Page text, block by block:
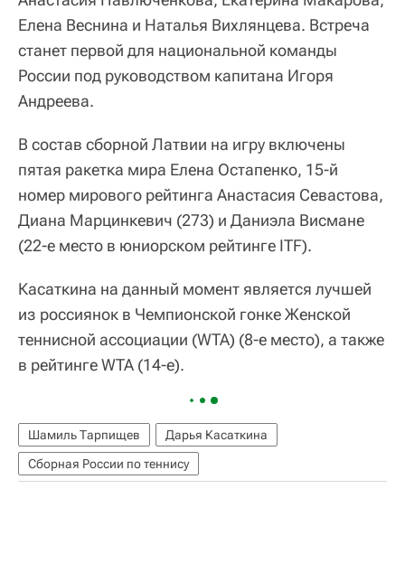
Елена Веснина и Наталья Вихлянцева. Встреча
станет первой для национальной команды
России под руководством капитана Игоря
Андреева.
В состав сборной Латвии на игру включены
пятая ракетка мира Елена Остапенко, 15-й
номер мирового рейтинга Анастасия Севастова,
Диана Марцинкевич (273) и Даниэла Висмане
(22-е место в юниорском рейтинге ITF).
Касаткина на данный момент является лучшей
из россиянок в Чемпионской гонке Женской
теннисной ассоциации (WTA) (8-е место), а также
в рейтинге WTA (14-е).
Шамиль Тарпищев
Дарья Касаткина
Сборная России по теннису